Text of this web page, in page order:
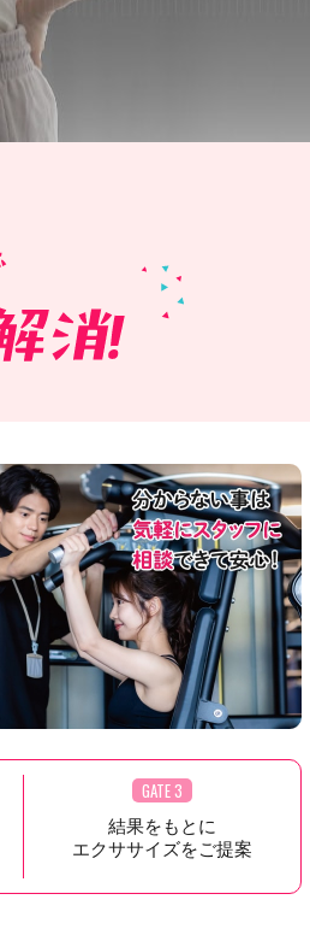
GATE 3
結果をもとに
エクササイズをご提案